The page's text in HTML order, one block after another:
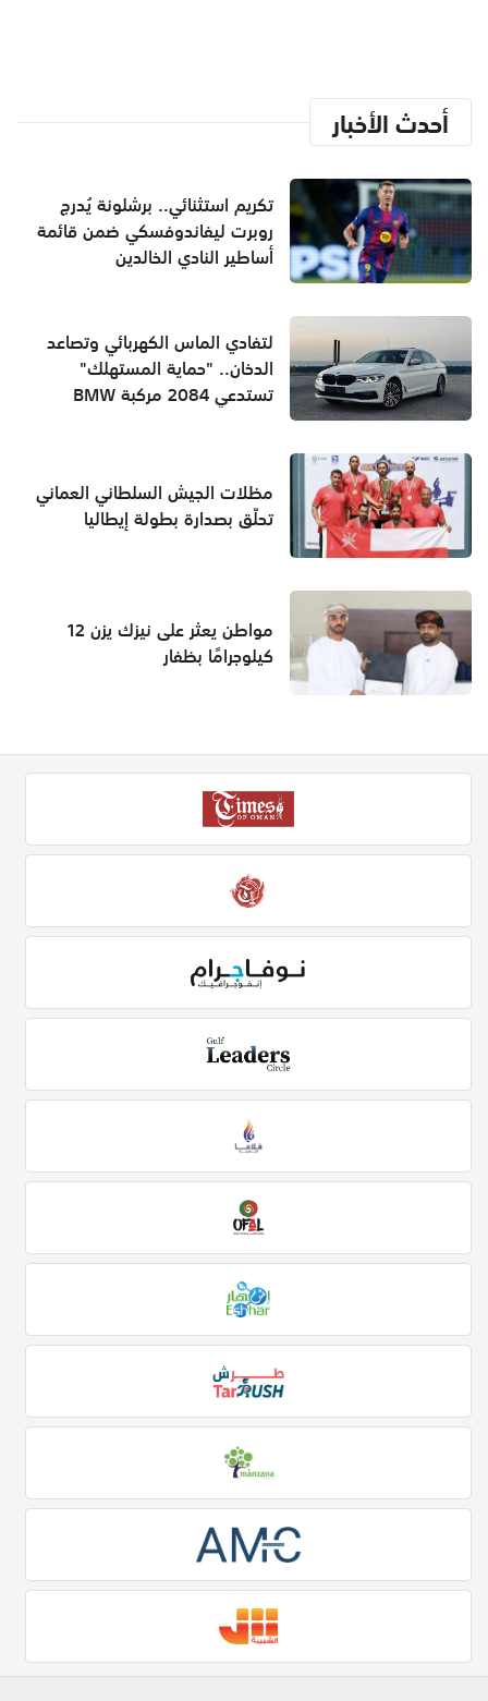
أحدث الأخبار
تكريم استثنائي.. برشلونة يُدرج
روبرت ليفاندوفسكي ضمن قائمة
أساطير النادي الخالدين
لتفادي الماس الكهربائي وتصاعد
الدخان.. "حماية المستهلك"
تستدعي 2084 مركبة BMW
مظلات الجيش السلطاني العماني
تحلّق بصدارة بطولة إيطاليا
مواطن يعثر على نيزك يزن 12
كيلوجرامًا بظفار